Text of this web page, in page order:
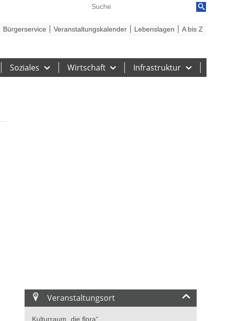
Soziales Wirtschaft Infrastruktur
Bürgerservice Veranstaltungskalender Lebenslagen A bis Z
Veranstaltungsort
Kulturraum „die flora“